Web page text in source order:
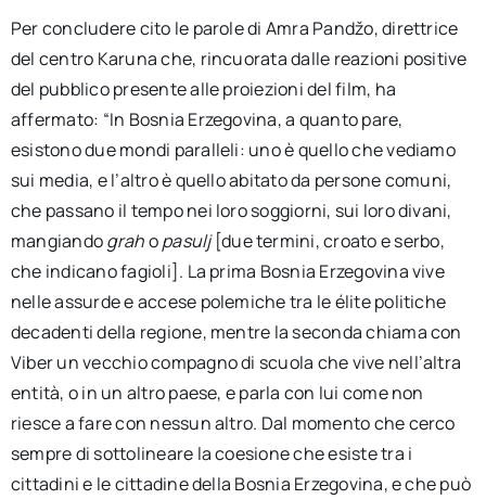
Per concludere cito le parole di Amra Pandžo, direttrice
del centro Karuna che, rincuorata dalle reazioni positive
del pubblico presente alle proiezioni del film, ha
affermato: “In Bosnia Erzegovina, a quanto pare,
esistono due mondi paralleli: uno è quello che vediamo
sui media, e l’altro è quello abitato da persone comuni,
che passano il tempo nei loro soggiorni, sui loro divani,
mangiandograhopasulj[due termini, croato e serbo,
che indicano fagioli]. La prima Bosnia Erzegovina vive
nelle assurde e accese polemiche tra le élite politiche
decadenti della regione, mentre la seconda chiama con
Viber un vecchio compagno di scuola che vive nell’altra
entità, o in un altro paese, e parla con lui come non
riesce a fare con nessun altro. Dal momento che cerco
sempre di sottolineare la coesione che esiste tra i
cittadini e le cittadine della Bosnia Erzegovina, e che può